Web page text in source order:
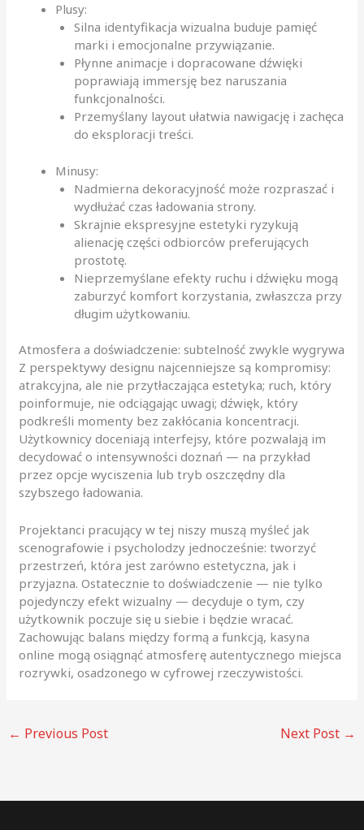
Plusy:
Silna identyfikacja wizualna buduje pamięć
marki i emocjonalne przywiązanie.
Płynne animacje i dopracowane dźwięki
poprawiają immersję bez naruszania
funkcjonalności.
Przemyślany layout ułatwia nawigację i zachęca
do eksploracji treści.
Minusy:
Nadmierna dekoracyjność może rozpraszać i
wydłużać czas ładowania strony.
Skrajnie ekspresyjne estetyki ryzykują
alienację części odbiorców preferujących
prostotę.
Nieprzemyślane efekty ruchu i dźwięku mogą
zaburzyć komfort korzystania, zwłaszcza przy
długim użytkowaniu.
Atmosfera a doświadczenie: subtelność zwykle wygrywa
Z perspektywy designu najcenniejsze są kompromisy:
atrakcyjna, ale nie przytłaczająca estetyka; ruch, który
poinformuje, nie odciągając uwagi; dźwięk, który
podkreśli momenty bez zakłócania koncentracji.
Użytkownicy doceniają interfejsy, które pozwalają im
decydować o intensywności doznań — na przykład
przez opcje wyciszenia lub tryb oszczędny dla
szybszego ładowania.
Projektanci pracujący w tej niszy muszą myśleć jak
scenografowie i psycholodzy jednocześnie: tworzyć
przestrzeń, która jest zarówno estetyczna, jak i
przyjazna. Ostatecznie to doświadczenie — nie tylko
pojedynczy efekt wizualny — decyduje o tym, czy
użytkownik poczuje się u siebie i będzie wracać.
Zachowując balans między formą a funkcją, kasyna
online mogą osiągnąć atmosferę autentycznego miejsca
rozrywki, osadzonego w cyfrowej rzeczywistości.
← Previous Post Next Post →